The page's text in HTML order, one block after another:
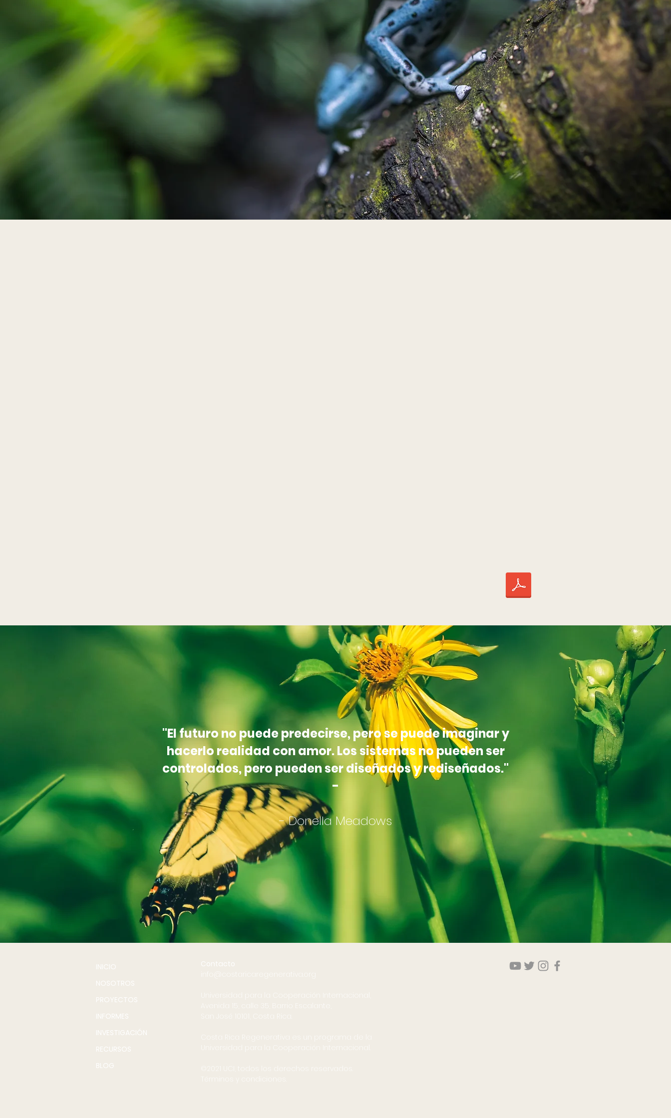
Costa Rica Regenerativa
"El futuro no puede predecirse, pero se puede imaginar y
hacerlo realidad con amor. Los sistemas no pueden ser
controlados, pero pueden ser diseñados y rediseñados."
-
- Donella Meadows
INICIO
NOSOTROS
PROYECTOS
INFORMES
INVESTIGACIÓN
RECURSOS
BLOG
Contacto
info@costaricaregenerativa.org
Universidad para la Cooperación Internacional,
Avenida 15, calle 35, Barrio Escalante,
San José 10101, Costa Rica.
Costa Rica Regenerativa es un programa de la
Universidad para la Cooperación Internacional.
©2021 UCI, todos los derechos reservados.
Términos y condiciones.